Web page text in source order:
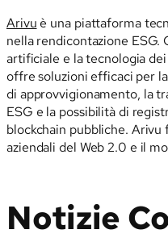
Arivuè una piattaforma
nella rendicontazione
artificiale e la tecnologia
offre soluzioni efficaci per
di approvvigionamento, la
ESG e la possibilità di
blockchain pubbliche.
aziendali del Web 2.0 e il
Notizie